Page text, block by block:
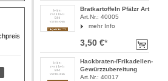
Bratkartoffeln Pfälzr Art
Art.Nr.: 40005
mehr Info
3,50 €*
Hackbraten-/Frikadellen-
Gewürzzubereitung
Art.Nr.: 40017